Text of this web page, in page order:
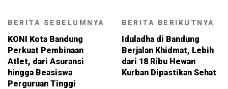
BERITA SEBELUMNYA
KONI Kota Bandung
Perkuat Pembinaan
Atlet, dari Asuransi
hingga Beasiswa
Perguruan Tinggi
BERITA BERIKUTNYA
Iduladha di Bandung
Berjalan Khidmat, Lebih
dari 18 Ribu Hewan
Kurban Dipastikan Sehat